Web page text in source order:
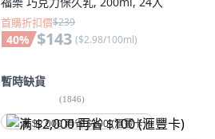
首購折扣價$239
40% $143 ($2.98/100ml)
暫時缺貨
(1846)
满 $2,000 再省 $100 (滙豐卡)